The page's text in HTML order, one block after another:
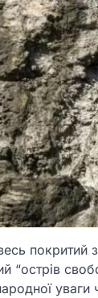
“острів
уваги